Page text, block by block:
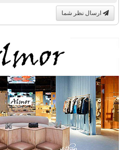
ارسال نظر شما